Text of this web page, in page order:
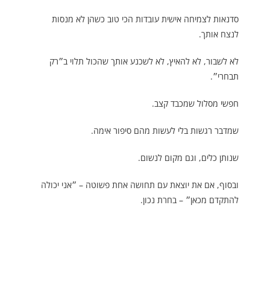
סדנאות לצמיחה אישית עובדות הכי טוב כשהן לא מנסות
לנצח אותך.
לא לשבור, לא להאיץ, לא לשכנע אותך שהכול תלוי ב״רק
תבחרי״.
חפשי מסלול שמכבד קצב.
שמדבר רגשות בלי לעשות מהם סיפור אימה.
שנותן כלים, וגם מקום לנשום.
ובסוף, אם את יוצאת עם תחושה אחת פשוטה – ״אני יכולה
להתקדם מכאן״ – בחרת נכון.